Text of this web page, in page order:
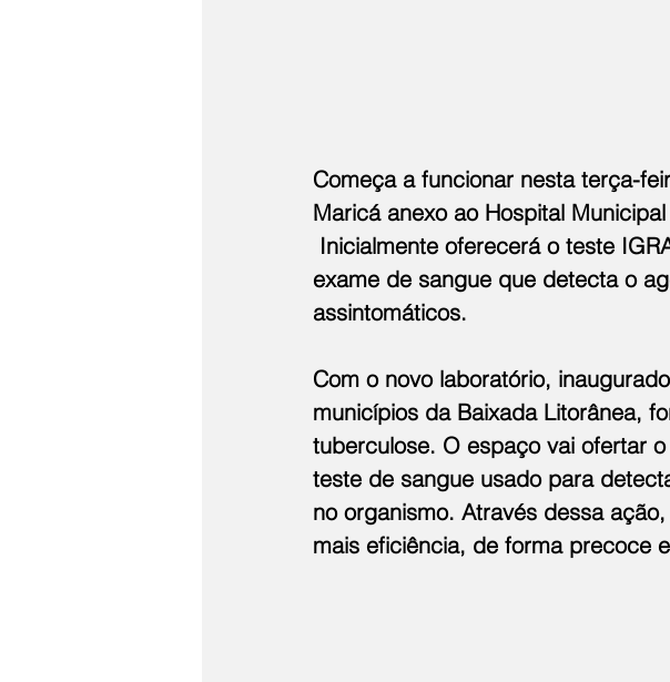
Começa a funcionar nesta terça-
Maricá anexo ao Hospital
Inicialmente oferecerá o teste
exame de sangue que detecta o
assintomáticos.
Com o novo laboratório,
municípios da Baixada Litorânea,
tuberculose. O espaço vai ofertar
teste de sangue usado para
no organismo. Através dessa
mais eficiência, de forma precoce